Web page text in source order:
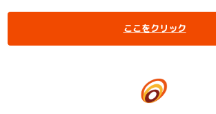
ここをクリック